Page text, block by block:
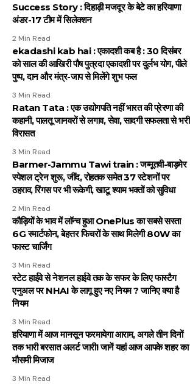
Success Story : दिहाड़ी मजदूर के बेटे का हरियाणा
अंडर-17 टीम में सिलेक्शन
2 Min Read
ekadashi kab hai : एकादशी कब है : 30 दिसंबर
को साल की आखिरी पौष पुत्रदा एकादशी पर दुर्लभ योग, पीले
पुष्प, दान और मंत्र-जाप से मिलेंगे शुभ फल
3 Min Read
Ratan Tata : एक उद्योगपति नहीं भारत की प्रेरणा की
कहानी, पालतू जानवरों से लगाव, सेवा, सादगी सफलता से भरी
विरासत
3 Min Read
Barmer-Jammu Tawi train : जम्मूतवी-बाड़मेर
स्पेशल ट्रेन शुरू, जींद, रोहतक समेत 37 स्टेशनों पर
ठहराव, रिंगस पर भी रूकेगी, खाटू श्याम भक्तों को सुविधा
2 Min Read
कौड़ियों के भाव में लॉन्च हुआ OnePlus का सबसे सस्ता
6G स्मार्टफोन, बेहत्तर फिचरों के साथ मिलेगी 80W का
फास्ट चार्जिंग
3 Min Read
स्टेट हाईवे से नेशनल हाईवे तक के सफर के लिए फास्टैग
एनुअल पर NHAI के लागू हुए नए नियम ? जानिए क्या है
नियम
3 Min Read
हरियाणा में आज मानसून फरमायेगा आराम, अगले तीन दिनों
तक भारी बरसात अलर्ट जारी! जानें यहां आज आपके शहर का
मौसमी मिजाज
3 Min Read